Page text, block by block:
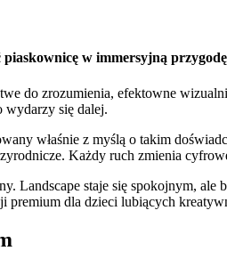
w immersyjną
do zrozumienia, efektowne
wydarzy się dalej.
właśnie z myślą o takim
Każdy ruch zmienia
staje się spokojnym,
dla dzieci lubiących